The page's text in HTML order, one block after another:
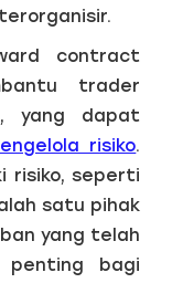
contract
trader
yang dapat
risiko.
risiko, seperti
satu pihak
yang telah
penting bagi